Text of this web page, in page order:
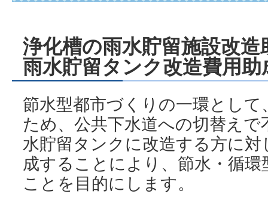
浄化槽の雨水貯留施設改
雨水貯留タンク改造費用助
節水型都市づくりの一環とし
ため、公共下水道への切替え
水貯留タンクに改造する方に
成することにより、節水・循
ことを目的にします。